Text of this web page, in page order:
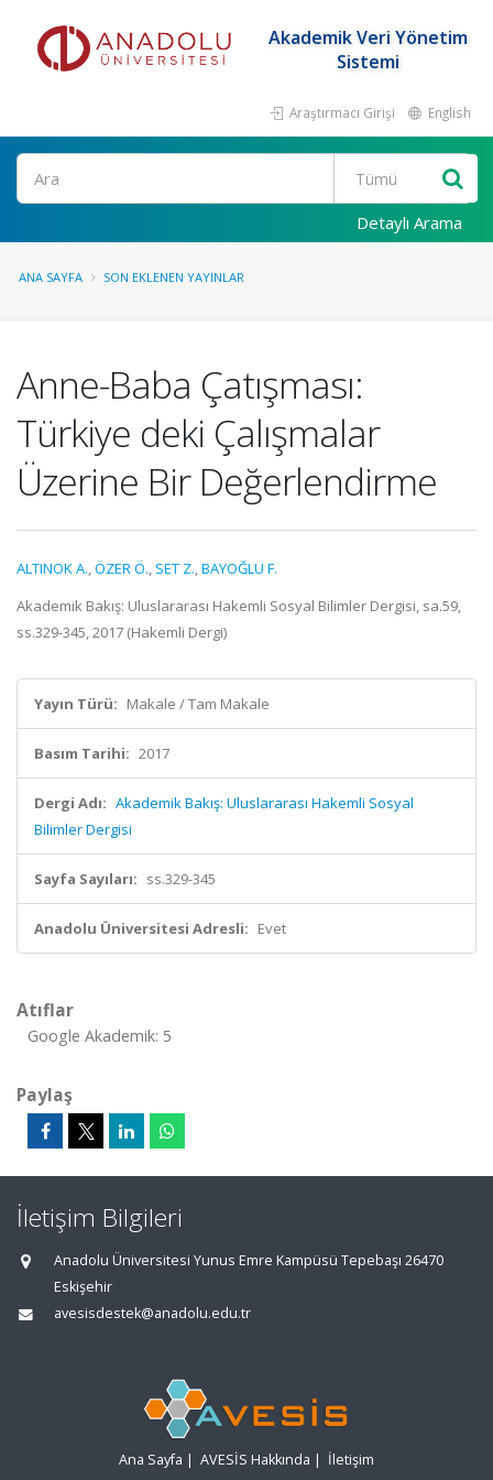
Akademik Veri Yönetim
Sistemi
Araştırmacı Girişi English
Ara
Detaylı Arama
ANA SAYFA SON EKLENEN YAYINLAR
Anne-Baba Çatışması:
Türkiye deki Çalışmalar
Üzerine Bir Değerlendirme
ALTINOK A.,ÖZER Ö., SET Z.,BAYOĞLU F.
Akademik Bakış: Uluslararası Hakemli Sosyal Bilimler Dergisi, sa.59,
ss.329-345, 2017 (Hakemli Dergi)
Yayın Türü: Makale / Tam Makale
Basım Tarihi: 2017
Dergi Adı: Akademik Bakış: Uluslararası Hakemli Sosyal
Bilimler Dergisi
Sayfa Sayıları: ss.329-345
Anadolu Üniversitesi Adresli: Evet
Atıflar
Google Akademik: 5
Paylaş
İletişim Bilgileri
Anadolu Üniversitesi Yunus Emre Kampüsü Tepebaşı 26470
Eskişehir
avesisdestek@anadolu.edu.tr
Ana Sayfa | AVESİS Hakkında | İletişim